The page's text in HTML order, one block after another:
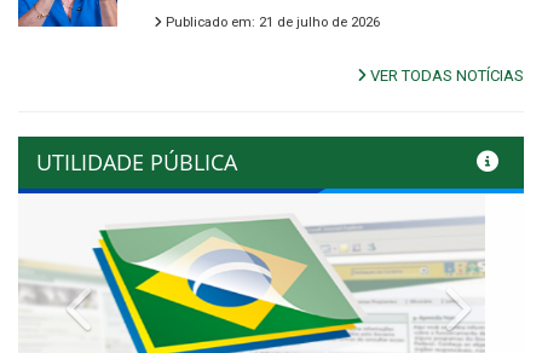
Publicado em: 21 de julho de 2026
VER TODAS NOTÍCIAS
UTILIDADE PÚBLICA
Previous